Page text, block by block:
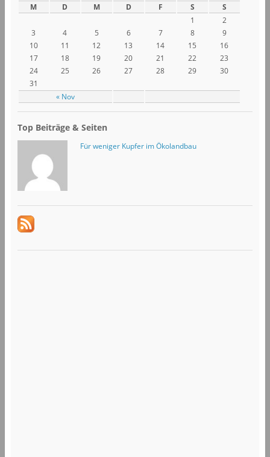
M D M D F S S
« Nov
1
2
3
4 5 6 7 8
9
10
11 12 13 14 15
16
17
18 19 20 21 22
23
24
25 26 27 28 29
30
31
Top Beiträge & Seiten
Für weniger Kupfer im Ökolandbau